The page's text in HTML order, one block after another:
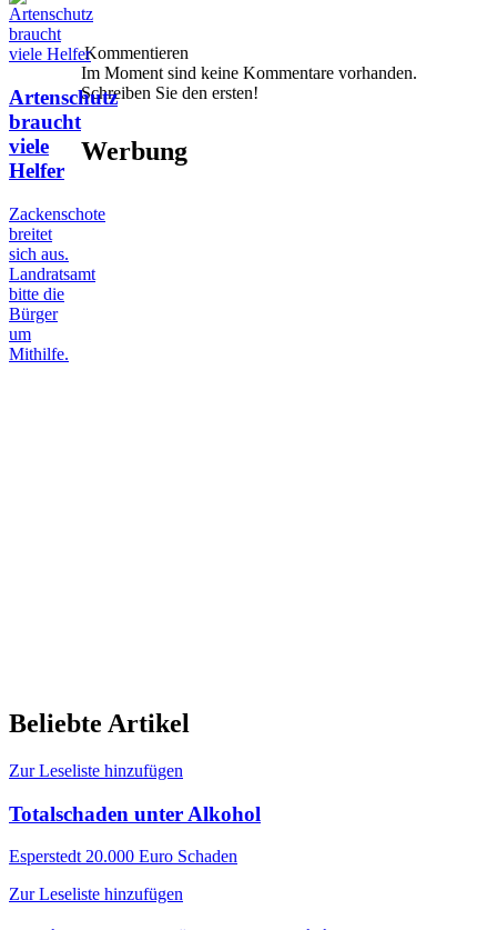
Artenschutz
braucht
viele
Helfer
Zackenschote
breitet
sich aus.
Landratsamt
bitte die
Bürger
um
Mithilfe.
Kommentieren
Im Moment sind keine Kommentare vorhanden.
Schreiben Sie den ersten!
Werbung
Beliebte Artikel
Zur Leseliste hinzufügen
Totalschaden unter Alkohol
Esperstedt 20.000 Euro Schaden
Zur Leseliste hinzufügen